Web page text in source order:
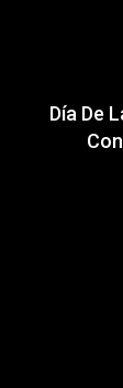
Día De